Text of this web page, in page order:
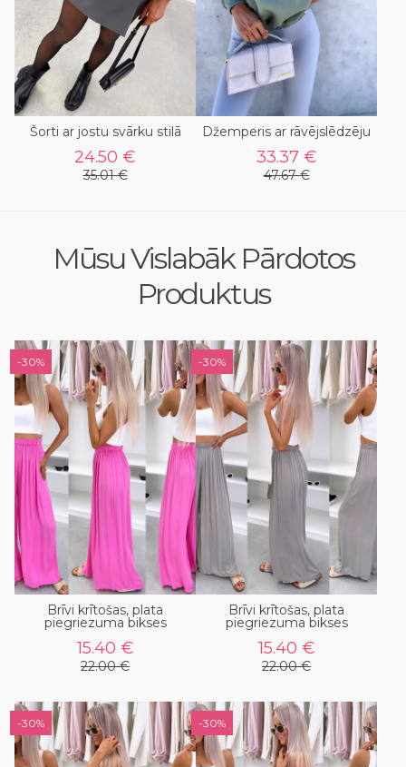
Šorti ar jostu svārku stilā
24.50 €
35.01 €
Džemperis ar rāvējslēdzēju
33.37 €
47.67 €
Mūsu Vislabāk Pārdotos
Produktus
-30%
Brīvi krītošas, plata
piegriezuma bikses
15.40 €
22.00 €
-30%
Brīvi krītošas, plata
piegriezuma bikses
15.40 €
22.00 €
-30% -30%